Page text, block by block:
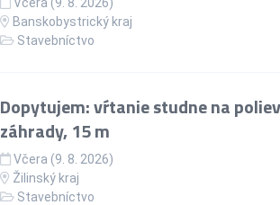
Banskobystrický kraj
Stavebníctvo
Dopytujem: vŕtanie studne na
záhrady, 15 m
Včera (9. 8. 2026)
Žilinský kraj
Stavebníctvo